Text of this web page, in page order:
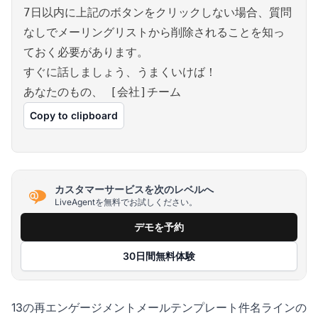
7日以内に上記のボタンをクリックしない場合、質問
なしでメーリングリストから削除されることを知っ
ておく必要があります。
すぐに話しましょう、うまくいけば！
あなたのもの、 [会社]チーム
Copy to clipboard
カスタマーサービスを次のレベルへ
LiveAgentを無料でお試しください。
デモを予約
30日間無料体験
13の再エンゲージメントメールテンプレート件名ラインの